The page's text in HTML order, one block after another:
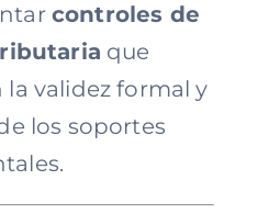
controles de
que
la validez formal y
los soportes